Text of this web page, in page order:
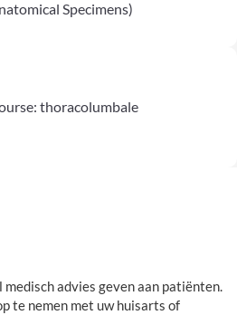
Specimens)
thoracolumbale
advies geven aan patiënten.
te nemen met uw huisarts of